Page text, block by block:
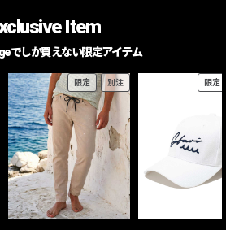
Item
でしか買えない限定アイテム
限定 別注 限定